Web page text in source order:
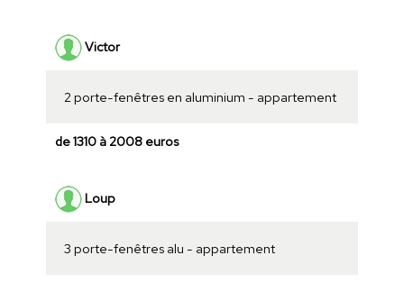
Victor
2 porte-fenêtres en aluminium - appartement
de 1310 à 2008 euros
Loup
3 porte-fenêtres alu - appartement